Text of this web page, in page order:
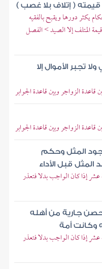
قيمته ( إتلاف بلا غصب )
يكثر دورها ويقبح بالفقيه
المتلف إلا الصيد > الفصل
تجبر الأموال إلا
قاعدة الزواجر وبين قاعدة الجوابر
قاعدة الزواجر وبين قاعدة الجوابر
المثل وحكم
المثل قبل الأداء
إذا كان الواجب بدلا فتعذر
جارية من أهله
وكانت أمة
إذا كان الواجب بدلا فتعذر